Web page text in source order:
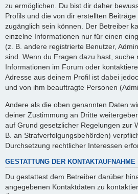
zu ermöglichen. Du bist dir daher
Profils und die von dir erstellten
zugänglich sein können. Der Betreiber
einzelne Informationen nur für einen
(z. B. andere registrierte Benutzer,
sind. Wenn du Fragen dazu hast, suche
Informationen im Forum oder
Adresse aus deinem Profil ist dabei
und von ihm beauftragte Personen
Andere als die oben genannten Daten
deiner Zustimmung an Dritte
auf Grund gesetzlicher Regelungen zur
B. an Strafverfolgungsbehörden)
Durchsetzung rechtlicher Interessen
GESTATTUNG DER KONTAKTAUFNAHME
Du gestattest dem Betreiber darüber
angegebenen Kontaktdaten zu